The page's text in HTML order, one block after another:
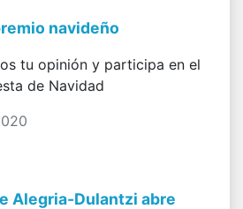
navideño
tu opinión y participa en el
de Navidad
Alegria-Dulantzi abre